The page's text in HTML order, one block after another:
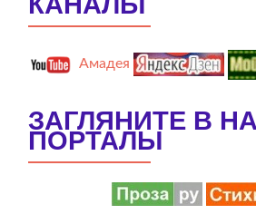
Амадея
ЗАГЛЯНИТЕ В
ПОРТАЛЫ